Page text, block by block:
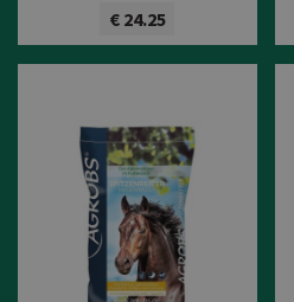
€ 24.25
Bekijk product